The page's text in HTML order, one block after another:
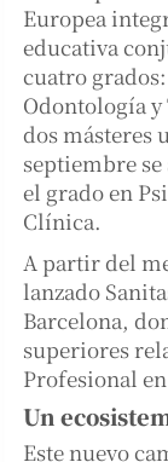
Europea
educativa
cuatro
Odontología y
dos másteres
septiembre
el grado en
Clínica.
A partir del
lanzado
Barcelona,
superiores
Profesional
Un
Este nuevo